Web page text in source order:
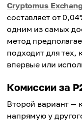
Cryptomus
составляет от
одним из самых
метод
подходит для тех,
впервые или
Комиссии за
Второй вариант —
напрямую у